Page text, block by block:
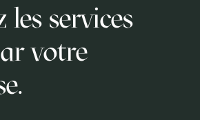
services
votre